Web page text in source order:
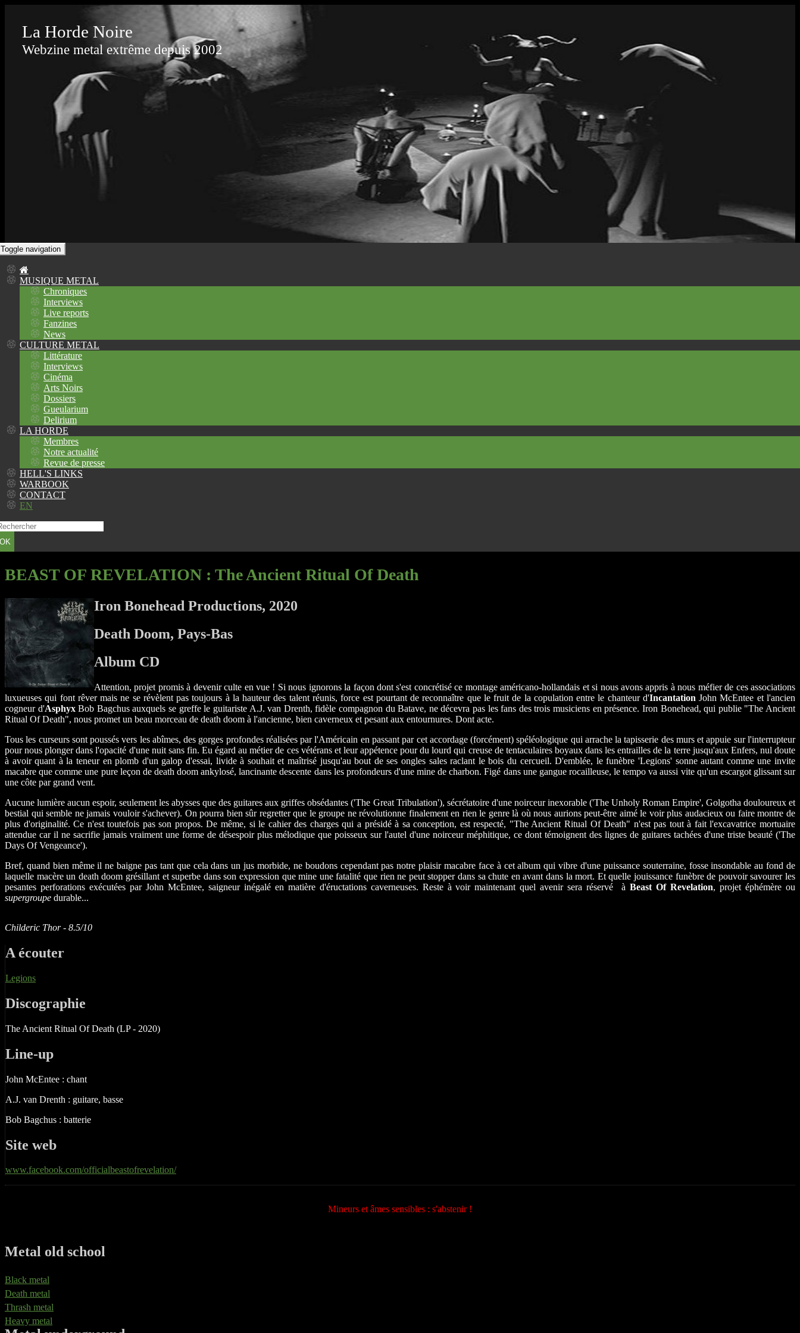
La Horde Noire
Webzine metal extrême depuis 2002
Toggle navigation
MUSIQUE METAL
Chroniques
Interviews
Live reports
Fanzines
News
CULTURE METAL
Littérature
Interviews
Cinéma
Arts Noirs
Dossiers
Gueularium
Delirium
LA HORDE
Membres
Notre actualité
Revue de presse
HELL'S LINKS
WARBOOK
CONTACT
EN
OK
BEAST OF REVELATION : The Ancient Ritual Of Death
Iron Bonehead Productions, 2020
Death Doom, Pays-Bas
Album CD
Attention, projet promis à devenir culte en vue ! Si nous ignorons la façon dont s'est concrétisé ce montage américano-hollandais et si nous avons appris à nous méfier de ces associations
luxueuses qui font rêver mais ne se révèlent pas toujours à la hauteur des talent réunis, force est pourtant de reconnaître que le fruit de la copulation entre le chanteur d'Incantation John McEntee et l'ancien
cogneur d'AsphyxBob Bagchus auxquels se greffe le guitariste A.J. van Drenth, fidèle compagnon du Batave, ne décevra pas les fans des trois musiciens en présence. Iron Bonehead, qui publie "The Ancient
Ritual Of Death", nous promet un beau morceau de death doom à l'ancienne, bien caverneux et pesant aux entournures. Dont acte.
Tous les curseurs sont poussés vers les abîmes, des gorges profondes réalisées par l'Américain en passant par cet accordage (forcément) spéléologique qui arrache la tapisserie des murs et appuie sur l'interrupteur
pour nous plonger dans l'opacité d'une nuit sans fin. Eu égard au métier de ces vétérans et leur appétence pour du lourd qui creuse de tentaculaires boyaux dans les entrailles de la terre jusqu'aux Enfers, nul doute
à avoir quant à la teneur en plomb d'un galop d'essai, livide à souhait et maîtrisé jusqu'au bout de ses ongles sales raclant le bois du cercueil. D'emblée, le funèbre 'Legions' sonne autant comme une invite
macabre que comme une pure leçon de death doom ankylosé, lancinante descente dans les profondeurs d'une mine de charbon. Figé dans une gangue rocailleuse, le tempo va aussi vite qu'un escargot glissant sur
une côte par grand vent.
Aucune lumière aucun espoir, seulement les abysses que des guitares aux griffes obsédantes ('The Great Tribulation'), sécrétatoire d'une noirceur inexorable ('The Unholy Roman Empire', Golgotha douloureux et
bestial qui semble ne jamais vouloir s'achever). On pourra bien sûr regretter que le groupe ne révolutionne finalement en rien le genre là où nous aurions peut-être aimé le voir plus audacieux ou faire montre de
plus d'originalité. Ce n'est toutefois pas son propos. De même, si le cahier des charges qui a présidé à sa conception, est respecté, "The Ancient Ritual Of Death" n'est pas tout à fait l'excavatrice mortuaire
attendue car il ne sacrifie jamais vraiment une forme de désespoir plus mélodique que poisseux sur l'autel d'une noirceur méphitique, ce dont témoignent des lignes de guitares tachées d'une triste beauté ('The
Days Of Vengeance').
Bref, quand bien même il ne baigne pas tant que cela dans un jus morbide, ne boudons cependant pas notre plaisir macabre face à cet album qui vibre d'une puissance souterraine, fosse insondable au fond de
laquelle macère un death doom grésillant et superbe dans son expression que mine une fatalité que rien ne peut stopper dans sa chute en avant dans la mort. Et quelle jouissance funèbre de pouvoir savourer les
pesantes perforations exécutées par John McEntee, saigneur inégalé en matière d'éructations caverneuses. Reste à voir maintenant quel avenir sera réservé àBeast Of Revelation, projet éphémère ou
supergroupe durable...
Childeric Thor - 8.5/10
A écouter
Legions
Discographie
The Ancient Ritual Of Death (LP - 2020)
Line-up
John McEntee : chant
A.J. van Drenth : guitare, basse
Bob Bagchus : batterie
Site web
www.facebook.com/officialbeastofrevelation/
Mineurs et âmes sensibles : s'abstenir !
Metal old school
Black metal
Death metal
Thrash metal
Heavy metal